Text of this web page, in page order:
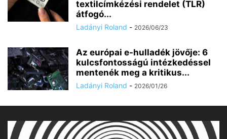
textilcímkézési rendelet (TLR)
átfogó...
Ladányi Roland - 2026/06/23
Az európai e-hulladék jövője: 6
kulcsfontosságú intézkedéssel
mentenék meg a kritikus...
Ladányi Roland - 2026/01/26
Helló! Miben segíthetek ma?